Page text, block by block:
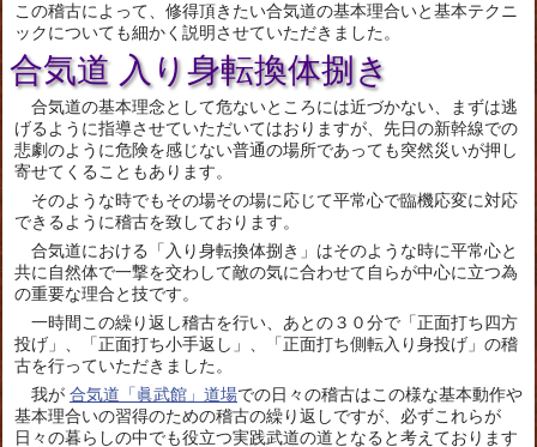
この稽古によって、修得頂きたい合気道の基本理合いと基本テクニ
ックについても細かく説明させていただきました。
合気道 入り身転換体捌き
合気道の基本理念として危ないところには近づかない、まずは逃
げるように指導させていただいてはおりますが、先日の新幹線での
悲劇のように危険を感じない普通の場所であっても突然災いが押し
寄せてくることもあります。
そのような時でもその場その場に応じて平常心で臨機応変に対応
できるように稽古を致しております。
合気道における「入り身転換体捌き」はそのような時に平常心と
共に自然体で一撃を交わして敵の気に合わせて自らが中心に立つ為
の重要な理合と技です。
一時間この繰り返し稽古を行い、あとの３０分で「正面打ち四方
投げ」、「正面打ち小手返し」、「正面打ち側転入り身投げ」の稽
古を行っていただきました。
我が 合気道「眞武館」道場での日々の稽古はこの様な基本動作や
基本理合いの習得のための稽古の繰り返しですが、必ずこれらが
日々の暮らしの中でも役立つ実践武道の道となると考えております